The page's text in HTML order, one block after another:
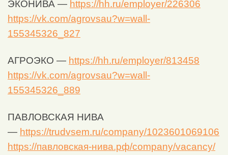
ЭКОНИВА — https://hh.ru/employer/226306
https://vk.com/agrovsau?w=wall-
155345326_827
АГРОЭКО — https://hh.ru/employer/813458
https://vk.com/agrovsau?w=wall-
155345326_889
ПАВЛОВСКАЯ НИВА
— https://trudvsem.ru/company/1023601069106
https://павловская-нива.рф/company/vacancy/